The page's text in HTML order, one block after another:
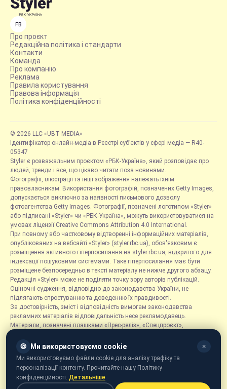
FB
Про проєкт
Редакційна політика і стандарти
Контакти
Команда
Про компанію
Реклама
Правила користування
Правова інформація
Політика конфіденційності
© 2026 LLC «UBT MEDIA»
Ідентифікатор онлайн-медіа в Реєстрі суб’єктів у сфері медіа — R40-
05347
Styler є розважальним проєктом «РБК-Україна», який розповідає про
людей, тренди і все, що цікаво читати поза новинами.
Фотографії, ілюстрації та інші зображення належать їхнім
правовласникам. Використання фотографій, позначених Getty Images,
допускається виключно за наявності письмового дозволу
фотоагентства Getty Images. Фотографії, позначені логотипом «Styler»
або підписані «Styler» чи «РБК-Україна», можуть використовуватися на
умовах ліцензії Creative Commons Attribution 4.0 International.
При повному або частковому відтворенні інформаційних матеріалів,
опублікованих на вебсайті «Styler» (styler.rbc.ua), обов'язковим є
розміщення активного гіперпосилання на styler.rbc.ua, відкритого для
індексації пошуковими системами. Таке гіперпосилання має бути
розміщене безпосередньо в тексті матеріалу не нижче другого абзацу.
Редакція «Styler» може не поділяти точку зору авторів публікацій.
Оціночні судження, відповідно до законодавства України, не
підлягають спростуванню та доведенню їх правдивості.
За достовірність, зміст і відповідність вимогам законодавства
рекламних матеріалів відповідальність несе рекламодавець.
Матеріали, позначені плашками «Прес-реліз», «Спецпроєкт»,
розміщуються на правах реклами.
Рубрика «Новини компаній» є інформаційним форматом, що містить
новини, повідомлення та оголошення, пов'язані з діяльністю
компаній, і ґрунтується на інформації, наданій відповідними
компаніями. Редакція не несе відповідальності за достовірність такої
🍪 Ми використовуємо cookie ✕
Ми використовуємо файли cookie для аналізу трафіку та
персоналізації контенту. Прочитайте нашу Політику
конфіденційності. Детальніше